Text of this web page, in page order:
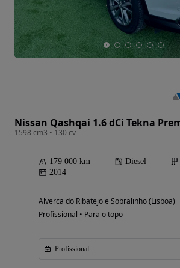
1598 cm3 • 130 cv
179 000 km Diesel
2014
Alverca do Ribatejo e Sobralinho (Lisboa)
Profissional • Para o topo
Profissional